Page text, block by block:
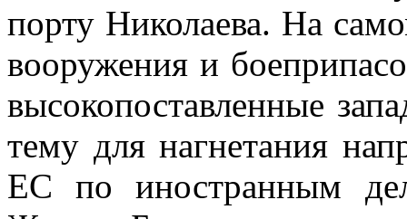
порту Николаева. На
вооружения и
высокопоставленные
тему для нагнетания
ЕС по иностранным